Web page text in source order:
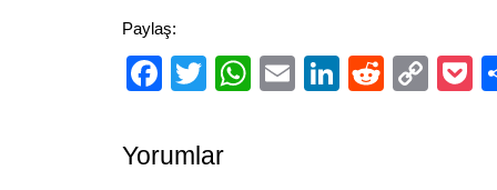
Paylaş:
Facebook
TwitterWhatsApp
EmailLinkedIn
Reddit
Yorumlar